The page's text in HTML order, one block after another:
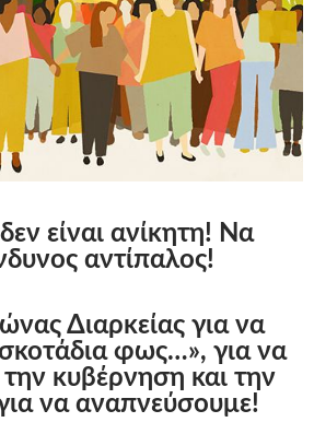
είναι ανίκητη! Να
αντίπαλος!
Διαρκείας για να
φως…», για να
κυβέρνηση και την
να αναπνεύσουμε!